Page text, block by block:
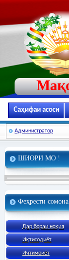
Саҳифаи асоси
Администратор
ШИОРИ МО !
Феҳрести сомона
Дар бораи ноҳия
Иқтисодиёт
Ичтимоиёт